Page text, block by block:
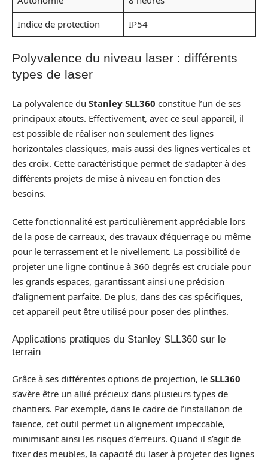
Indice de protection
IP54
Polyvalence du niveau laser : différents
types de laser
La polyvalence du Stanley SLL360 constitue l’un de ses
principaux atouts. Effectivement, avec ce seul appareil, il
est possible de réaliser non seulement des lignes
horizontales classiques, mais aussi des lignes verticales et
des croix. Cette caractéristique permet de s’adapter à des
différents projets de mise à niveau en fonction des
besoins.
Cette fonctionnalité est particulièrement appréciable lors
de la pose de carreaux, des travaux d’équerrage ou même
pour le terrassement et le nivellement. La possibilité de
projeter une ligne continue à 360 degrés est cruciale pour
les grands espaces, garantissant ainsi une précision
d’alignement parfaite. De plus, dans des cas spécifiques,
cet appareil peut être utilisé pour poser des plinthes.
Applications pratiques du Stanley SLL360 sur le
terrain
Grâce à ses différentes options de projection, le SLL360
s’avère être un allié précieux dans plusieurs types de
chantiers. Par exemple, dans le cadre de l’installation de
faïence, cet outil permet un alignement impeccable,
minimisant ainsi les risques d’erreurs. Quand il s’agit de
fixer des meubles, la capacité du laser à projeter des lignes